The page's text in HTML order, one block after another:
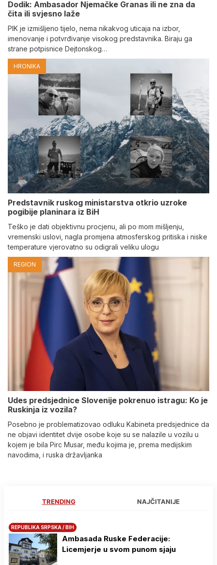
Dodik: Ambasador Njemačke Granas ili ne zna da
čita ili svjesno laže
PIK je izmišljeno tijelo, nema nikakvog uticaja na izbor,
imenovanje i potvrđivanje visokog predstavnika. Biraju ga
strane potpisnice Dejtonskog…
HRONIKA
Predstavnik ruskog ministarstva otkrio uzroke
pogibije planinara iz BiH
Teško je dati objektivnu procjenu, ali po mom mišljenju,
vremenski uslovi, nagla promjena atmosferskog pritiska i niske
temperature vjerovatno su odigrali veliku ulogu
REGION
Udes predsjednice Slovenije pokrenuo istragu: Ko je
Ruskinja iz vozila?
Posebno je problematizovao odluku Kabineta predsjednice da
ne objavi identitet dvije osobe koje su se nalazile u vozilu u
kojem je bila Pirc Musar, među kojima je, prema medijskim
navodima, i ruska državljanka
TRENDING NAJČITANIJE
REPUBLIKA SRPSKA / BIH
Ambasada Ruske Federacije:
Licemjerje u svom punom sjaju